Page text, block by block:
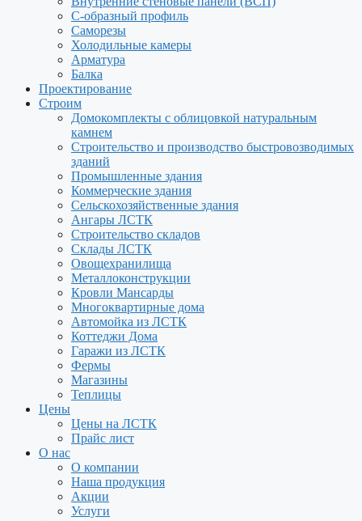
С-образный профиль
Саморезы
Холодильные камеры
Арматура
Балка
Проектирование
Строим
Домокомплекты с облицовкой натуральным
камнем
Строительство и производство быстровозводимых
зданий
Промышленные здания
Коммерческие здания
Сельскохозяйственные здания
Ангары ЛСТК
Строительство складов
Склады ЛСТК
Овощехранилища
Металлоконструкции
Кровли Мансарды
Многоквартирные дома
Автомойка из ЛСТК
Коттеджи Дома
Гаражи из ЛСТК
Фермы
Магазины
Теплицы
Цены
Цены на ЛСТК
Прайс лист
О нас
О компании
Наша продукция
Акции
Услуги